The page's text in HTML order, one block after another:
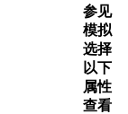
参见
模拟
选择
以下
属性
查看